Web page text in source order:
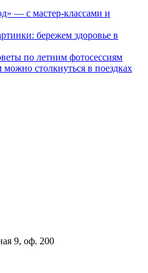
— с мастер-классами и
бережем здоровье в
по летним фотосессиям
можно столкнуться в поездках
9, оф. 200